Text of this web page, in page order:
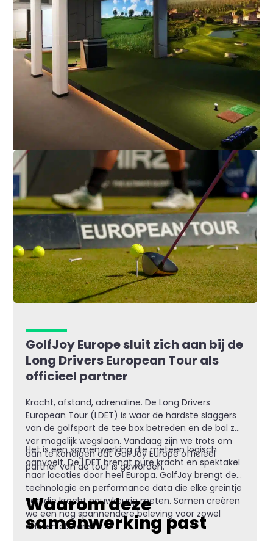
GolfJoy Europe sluit zich aan bij de
Long Drivers European Tour als
officieel partner
Kracht, afstand, adrenaline. De Long Drivers
European Tour (LDET) is waar de hardste slaggers
van de golfsport de tee box betreden en de bal zo
ver mogelijk wegslaan. Vandaag zijn we trots om
aan te kondigen dat GolfJoy Europe officieel
partner van de tour is geworden.
Het is een samenwerking die meteen logisch
aanvoelt. De LDET brengt pure kracht en spektakel
naar locaties door heel Europa. GolfJoy brengt de
technologie en performance data die elke greintje
van die kracht nauwkeurig meten. Samen creëren
we een nog spannendere beleving voor zowel
atleten als fans.
Waarom deze
samenwerking past